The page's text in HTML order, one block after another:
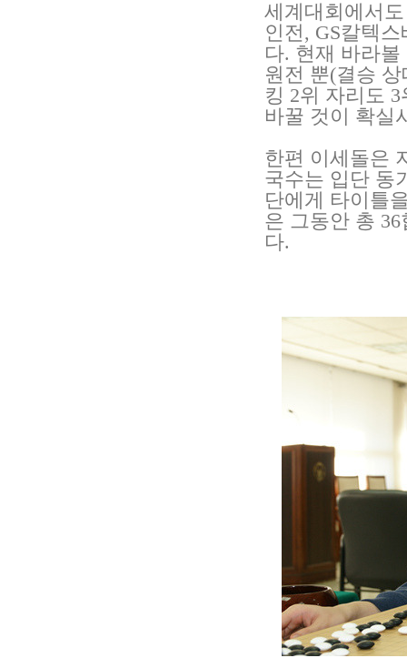
세계대회에서
인전, GS칼텍
다. 현재 바라
원전 뿐(결승
킹 2위 자리도
바꿀 것이 확실
한편 이세돌은
국수는 입단 동
단에게 타이틀
은 그동안 총
다.